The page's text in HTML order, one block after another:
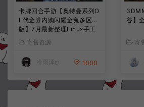
卡牌回合手游【奥特曼系列O
L代金券内购闪耀金兔多区
版】7月最新整理Linux手工
服务端+加解密工具+CDK授
权后台+安卓+详细搭建教程
+视频教程
寄售资源
冷雨泽ღ 1000
谷】
寄